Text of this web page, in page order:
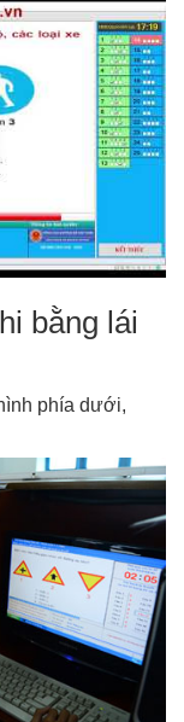
bằng lái
phía dưới,